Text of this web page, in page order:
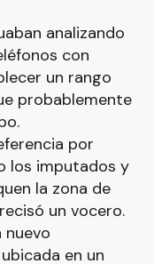
analizando
con
un rango
probablemente
por
los imputados y
la zona de
un vocero.
nuevo
en un